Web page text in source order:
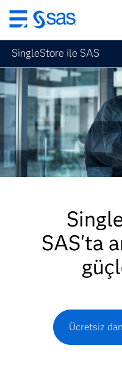
Ana
içeriğe
atla
SingleStore ile SAS
SAS'ta
Ücretsiz